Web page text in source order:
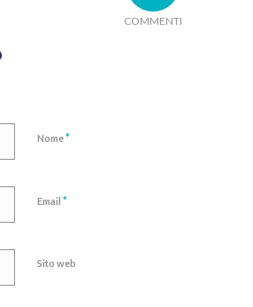
COMMENTI
Nome*
Email *
Sito web